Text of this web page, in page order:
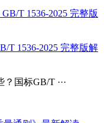
T 1536-2025 完整版解
国标GB/T ···